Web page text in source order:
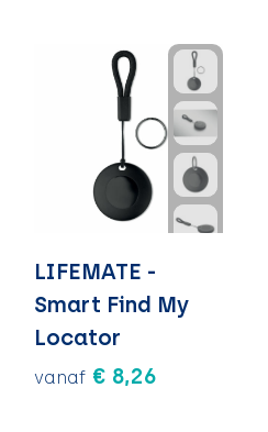
LIFEMATE -
Smart Find My
Locator
vanaf € 8,26